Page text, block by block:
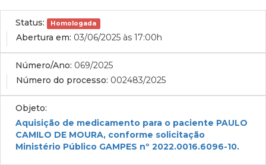
Status: Homologada
Abertura em: 03/06/2025 às 17:00h
Número/Ano: 069/2025
Número do processo: 002483/2025
Objeto:
Aquisição de medicamento para o paciente PAULO
CAMILO DE MOURA, conforme solicitação
Ministério Público GAMPES nº 2022.0016.6096-10.